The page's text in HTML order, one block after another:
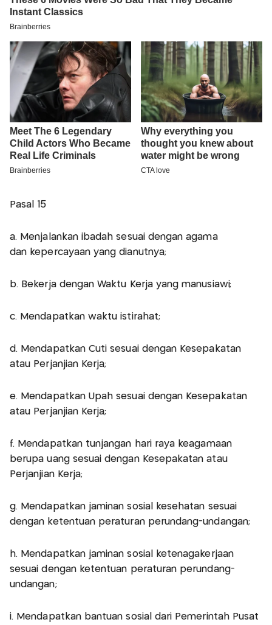
Pasal 15
a. Menjalankan ibadah sesuai dengan agama
dan kepercayaan yang dianutnya;
b. Bekerja dengan Waktu Kerja yang manusiawi;
c. Mendapatkan waktu istirahat;
d. Mendapatkan Cuti sesuai dengan Kesepakatan
atau Perjanjian Kerja;
e. Mendapatkan Upah sesuai dengan Kesepakatan
atau Perjanjian Kerja;
f. Mendapatkan tunjangan hari raya keagamaan
berupa uang sesuai dengan Kesepakatan atau
Perjanjian Kerja;
g. Mendapatkan jaminan sosial kesehatan sesuai
dengan ketentuan peraturan perundang-undangan;
h. Mendapatkan jaminan sosial ketenagakerjaan
sesuai dengan ketentuan peraturan perundang-
undangan;
i. Mendapatkan bantuan sosial dari Pemerintah Pusat